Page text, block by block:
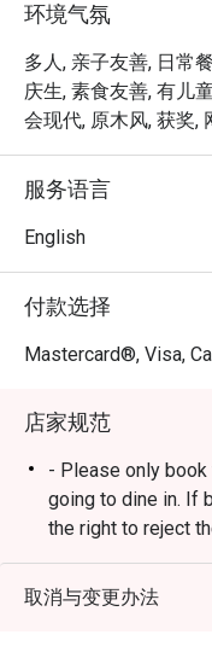
无论您是想享用一顿
好的夜晚，这里的独
菜单是 Chef Wan 旅
承食谱如 Cucur
馨的环境中呈献，让
是一个真正在地瑰宝
客的同时，品尝世界
🍽️ 精选推荐
・一道道温暖人心的
际佳肴。
人人喜爱的经典美食。
🥤 招牌饮品
・为您献上清爽解
及无酒精特调沁饮。
⭐ Google 评分：4.5
环境气氛
多人, 亲子友善, 日常
庆生, 素食友善, 有儿
会现代, 原木风, 获奖,
服务语言
English
付款选择
Mastercard®, Visa,
店家规范
- Please only
going to dine in. If
the right to reject
- Customers need
reservation slot
取消与变更办法